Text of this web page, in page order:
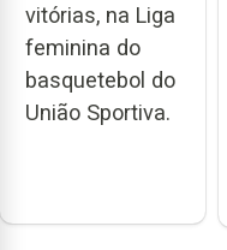
vitórias, na Liga
feminina do
basquetebol do
União Sportiva.